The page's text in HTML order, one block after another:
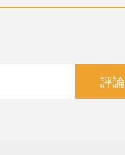
評論